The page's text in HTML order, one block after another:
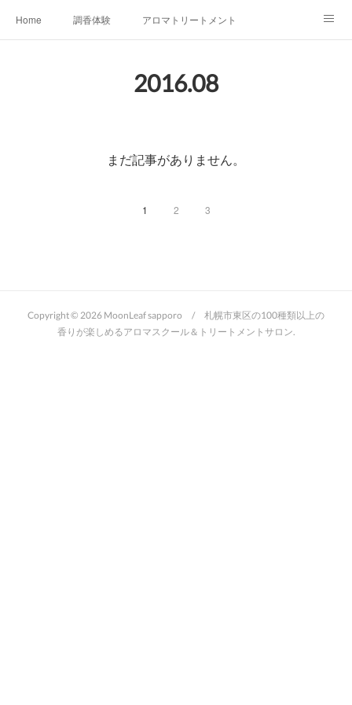
Home 調香体験 アロマトリートメントMenu
Profile FOR COMPANY
2016.08
まだ記事がありません。
1 2 3
Copyright © 2026 MoonLeaf sapporo / 札幌市東区の100種類以上の
香りが楽しめるアロマスクール＆トリートメントサロン.